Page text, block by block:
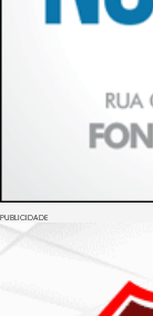
PUBLICIDADE